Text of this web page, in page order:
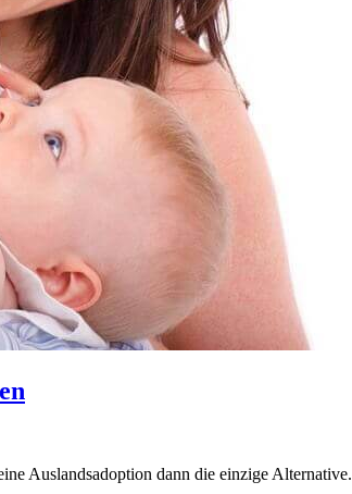
Auslandsadoption dann die einzige Alternative.